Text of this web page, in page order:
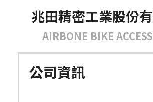
兆田精密工業股份
AIRBONE BIKE
公司資訊